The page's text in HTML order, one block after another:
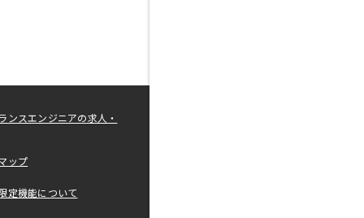
ンスエンジニアの求人・
ップ
定機能について